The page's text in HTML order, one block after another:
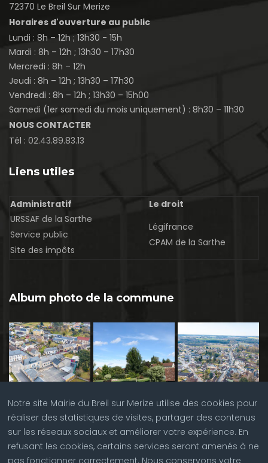
72370 Le Breil Sur Merize
Horaires d'ouverture au public
Lundi : 8h – 12h ; 13h30 - 15h
Mardi : 8h – 12h ; 13h30 – 17h30
Mercredi : 8h – 12h
Jeudi : 8h – 12h ; 13h30 – 17h30
Vendredi : 8h – 12h ; 13h30 – 15h00
Samedi (1er samedi du mois uniquement) : 8h30 – 11h30
NOUS CONTACTER
Tél : 02.43.89.83.13
Notre site Mairie du Breil sur Merize utilise des cookies pour
réaliser des statistiques de visites, partager des contenus
sur les réseaux sociaux et améliorer votre expérience. En
refusant les cookies, certains services seront amenés à ne
pas fonctionner correctement. Nous conservons votre
Liens utiles
Administratif
Le droit
URSSAF de la Sarthe
Service public
Site des impôts
Légifrance
CPAM de la Sarthe
Album photo de la commune